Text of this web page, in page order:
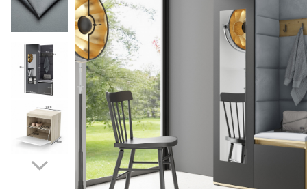
Masute de cafea
Mese sufragerie/dining
Rafturi/ etajere carti
Scaune living/dining
Set mobilier Living
Seturi masa +scaune
dining
Tabureti